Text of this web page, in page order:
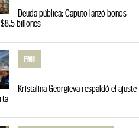
Deuda pública: Caputo lanzó bonos
billones
FMI
Kristalina Georgieva respaldó el ajuste